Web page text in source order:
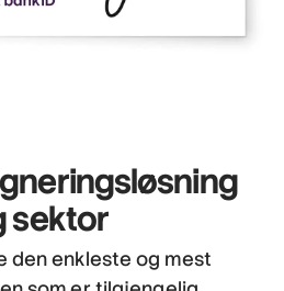
sektor
den enkleste og mest